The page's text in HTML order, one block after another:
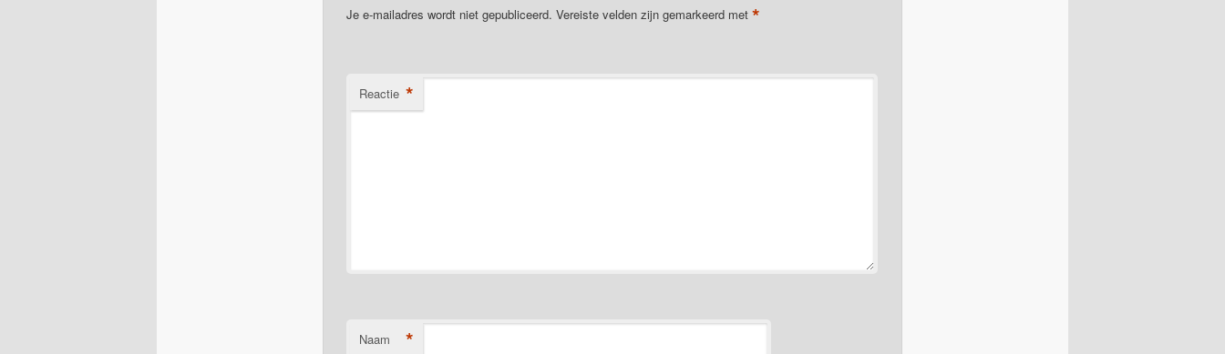
Je e-mailadres wordt niet gepubliceerd. Vereiste velden zijn gemarkeerd met *
Reactie *
Naam *